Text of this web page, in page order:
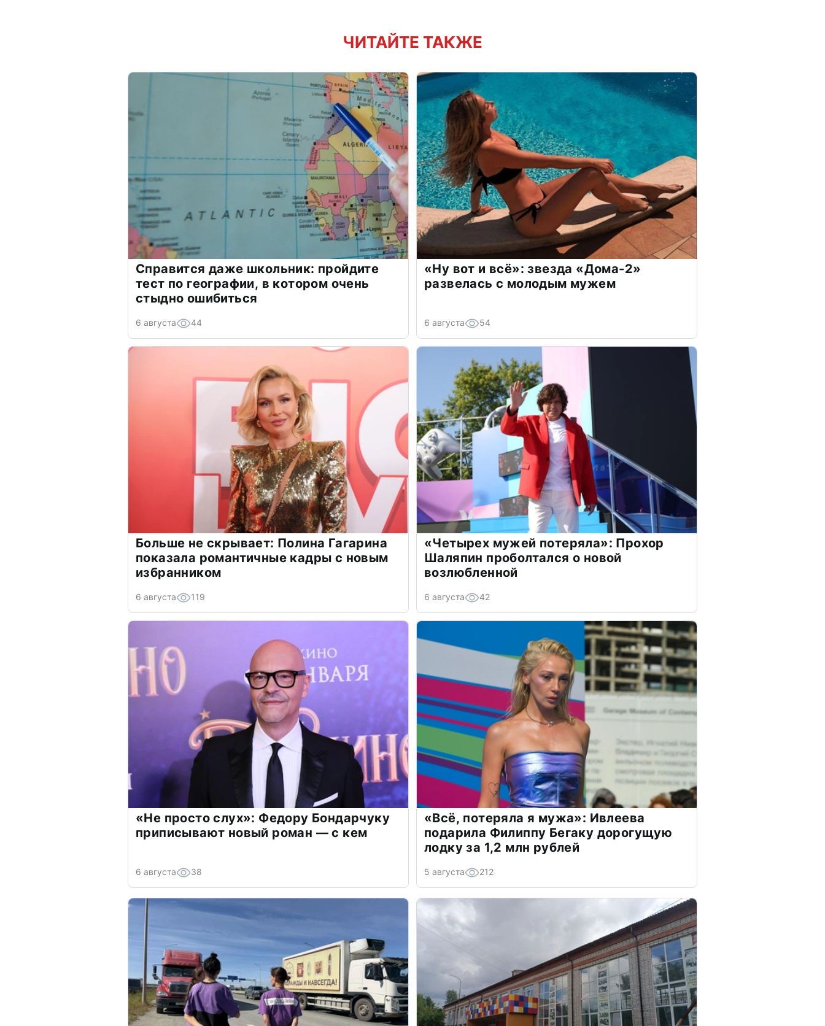
ЧИТАЙТЕ ТАКЖЕ
Справится даже школьник: пройдите
тест по географии, в котором очень
стыдно ошибиться
6 августа 44
«Ну вот и всё»: звезда «Дома-2»
развелась с молодым мужем
6 августа 54
Больше не скрывает: Полина Гагарина
показала романтичные кадры с новым
избранником
6 августа 119
«Четырех мужей потеряла»: Прохор
Шаляпин проболтался о новой
возлюбленной
6 августа 42
«Не просто слух»: Федору Бондарчуку
приписывают новый роман — с кем
6 августа 38
«Всё, потеряла я мужа»: Ивлеева
подарила Филиппу Бегаку дорогущую
лодку за 1,2 млн рублей
5 августа 212